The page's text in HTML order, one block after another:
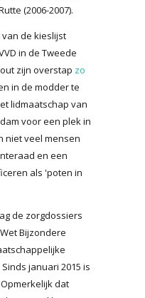
(2006-2007).
van de kieslijst
in de Tweede
zijn overstap zo
in de modder te
lidmaatschap van
voor een plek in
niet veel mensen
en een
als 'poten in
de zorgdossiers
Bijzondere
januari 2015 is
dat